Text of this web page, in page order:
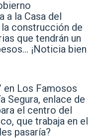
a la Casa del
construcción de
que tendrán un
¡Noticia bien
en Los Famosos
Segura, enlace de
el centro del
que trabaja en el
pasaría?